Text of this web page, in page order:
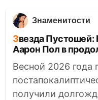
Знаменитости
Звезда Пустошей: Какую роль сыграет
Аарон Пол в
Весной 2026 года
получили